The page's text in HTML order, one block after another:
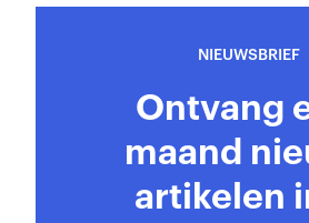
NIEUWSBRIEF
Ontvang
maand
artikelen